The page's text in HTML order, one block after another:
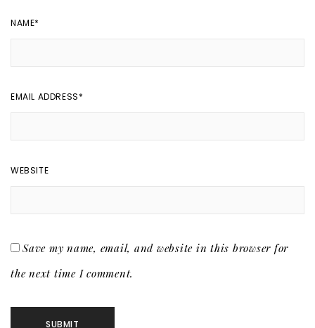
NAME*
EMAIL ADDRESS*
WEBSITE
Save my name, email, and website in this browser for
the next time I comment.